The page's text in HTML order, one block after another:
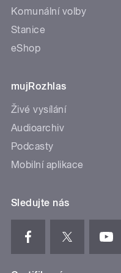
Komunální volby
Stanice
eShop
mujRozhlas
Živé vysílání
Audioarchiv
Podcasty
Mobilní aplikace
Sledujte nás